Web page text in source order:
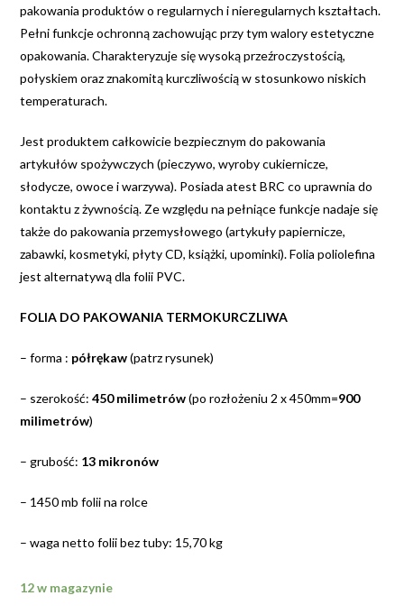
pakowania produktów o regularnych i nieregularnych kształtach.
Pełni funkcje ochronną zachowując przy tym walory estetyczne
opakowania. Charakteryzuje się wysoką przeźroczystością,
połyskiem oraz znakomitą kurczliwością w stosunkowo niskich
temperaturach.
Jest produktem całkowicie bezpiecznym do pakowania
artykułów spożywczych (pieczywo, wyroby cukiernicze,
słodycze, owoce i warzywa). Posiada atest BRC co uprawnia do
kontaktu z żywnością. Ze względu na pełniące funkcje nadaje się
także do pakowania przemysłowego (artykuły papiernicze,
zabawki, kosmetyki, płyty CD, książki, upominki). Folia poliolefina
jest alternatywą dla folii PVC.
FOLIA DO PAKOWANIA TERMOKURCZLIWA
– forma : półrękaw(patrz rysunek)
– szerokość:450 milimetrów(po rozłożeniu 2 x 450mm=900
milimetrów)
– grubość: 13 mikronów
– 1450 mb folii na rolce
– waga netto folii bez tuby: 15,70 kg
12 w magazynie